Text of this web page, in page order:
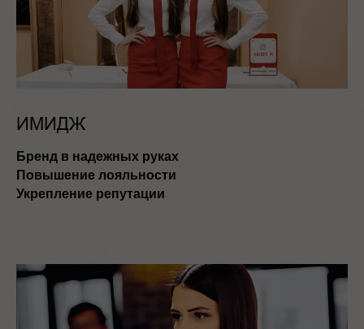
ИМИДЖ
Бренд в надежных руках
Повышение лояльности
Укрепление репутации